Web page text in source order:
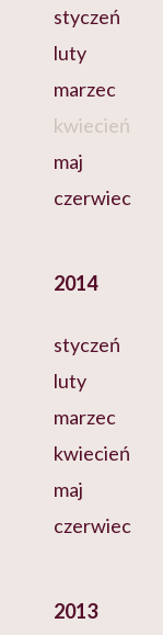
styczeń
luty
marzec
kwiecień
maj
czerwiec
2014
styczeń
luty
marzec
kwiecień
maj
czerwiec
2013